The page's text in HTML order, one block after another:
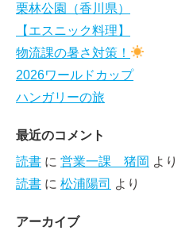
栗林公園（香川県）
【エスニック料理】
物流課の暑さ対策！
2026ワールドカップ
ハンガリーの旅
最近のコメント
読書 に 営業一課 猪岡 より
読書 に 松浦陽司 より
アーカイブ